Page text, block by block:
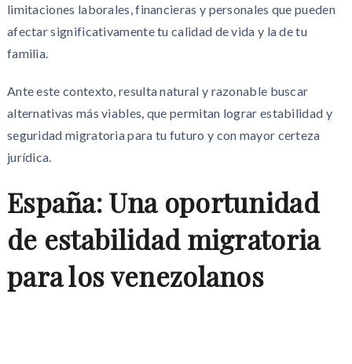
limitaciones laborales, financieras y personales que pueden
afectar significativamente tu calidad de vida y la de tu
familia.
Ante este contexto, resulta natural y razonable buscar
alternativas más viables, que permitan lograr estabilidad y
seguridad migratoria para tu futuro y con mayor certeza
jurídica.
España: Una oportunidad
de estabilidad migratoria
para los venezolanos